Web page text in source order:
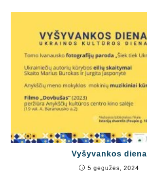
Vyšyvankos diena
5 gegužės, 2024